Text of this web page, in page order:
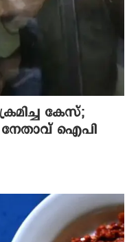
കേസ്;
നേതാവ് ഐപി